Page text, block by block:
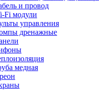
и провод
Fi модули
управления
дренажные
медная